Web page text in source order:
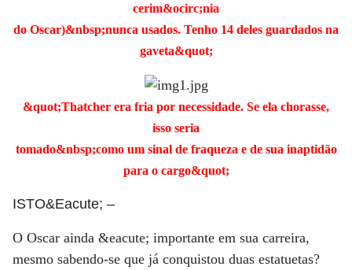
cerim&ocirc;nia
do Oscar)&nbsp;nunca usados. Tenho 14 deles guardados na
gaveta&quot;
&quot;Thatcher era fria por necessidade. Se ela chorasse,
isso seria
tomado&nbsp;como um sinal de fraqueza e de sua inaptidão
para o cargo&quot;
ISTO&Eacute; –
O Oscar ainda &eacute; importante em sua carreira,
mesmo sabendo-se que já conquistou duas estatuetas?